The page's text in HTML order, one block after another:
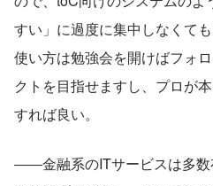
すい」に過度に集中しなくて
使い方は勉強会を開けばフォ
クトを目指せますし、プロが
すれば良い。
――金融系のITサービスは多数